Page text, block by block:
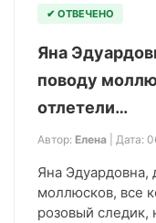
✔ ОТВЕЧЕНО
Яна
поводу
отлетели…
Автор: Елена | Дата:
Яна
моллюсков, все
розовый следик,